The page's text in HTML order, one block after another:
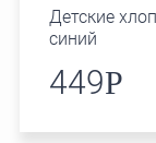
Детские
синий
449Р